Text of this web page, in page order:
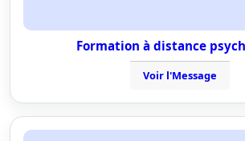
Formation à distance
Voir l'Message